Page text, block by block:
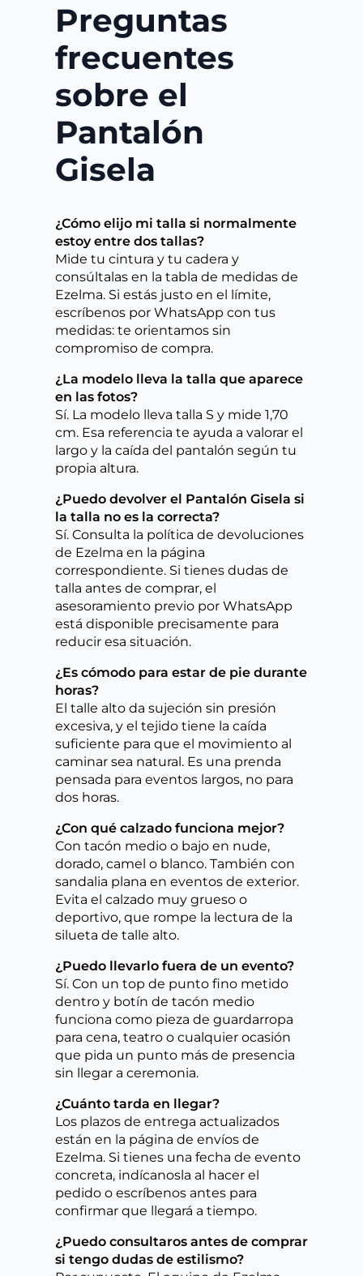
Preguntas
frecuentes
sobre el
Pantalón
Gisela
¿Cómo elijo mi talla si normalmente
estoy entre dos tallas?
Mide tu cintura y tu cadera y
consúltalas en la tabla de medidas de
Ezelma. Si estás justo en el límite,
escríbenos por WhatsApp con tus
medidas: te orientamos sin
compromiso de compra.
¿La modelo lleva la talla que aparece
en las fotos?
Sí. La modelo lleva talla S y mide 1,70
cm. Esa referencia te ayuda a valorar el
largo y la caída del pantalón según tu
propia altura.
¿Puedo devolver el Pantalón Gisela si
la talla no es la correcta?
Sí. Consulta la política de devoluciones
de Ezelma en la página
correspondiente. Si tienes dudas de
talla antes de comprar, el
asesoramiento previo por WhatsApp
está disponible precisamente para
reducir esa situación.
¿Es cómodo para estar de pie durante
horas?
El talle alto da sujeción sin presión
excesiva, y el tejido tiene la caída
suficiente para que el movimiento al
caminar sea natural. Es una prenda
pensada para eventos largos, no para
dos horas.
¿Con qué calzado funciona mejor?
Con tacón medio o bajo en nude,
dorado, camel o blanco. También con
sandalia plana en eventos de exterior.
Evita el calzado muy grueso o
deportivo, que rompe la lectura de la
silueta de talle alto.
¿Puedo llevarlo fuera de un evento?
Sí. Con un top de punto fino metido
dentro y botín de tacón medio
funciona como pieza de guardarropa
para cena, teatro o cualquier ocasión
que pida un punto más de presencia
sin llegar a ceremonia.
¿Cuánto tarda en llegar?
Los plazos de entrega actualizados
están en la página de envíos de
Ezelma. Si tienes una fecha de evento
concreta, indícanosla al hacer el
pedido o escríbenos antes para
confirmar que llegará a tiempo.
¿Puedo consultaros antes de comprar
si tengo dudas de estilismo?